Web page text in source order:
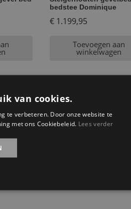
bedstee Dominique
€1.199,95
Toevoegen aan
winkelwagen
van cookies.
te verbeteren. Door onze website te
met ons Cookiebeleid. Lees verder